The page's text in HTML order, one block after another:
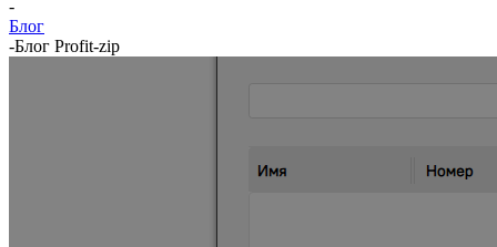
-
Блог
-Блог Profit-zip